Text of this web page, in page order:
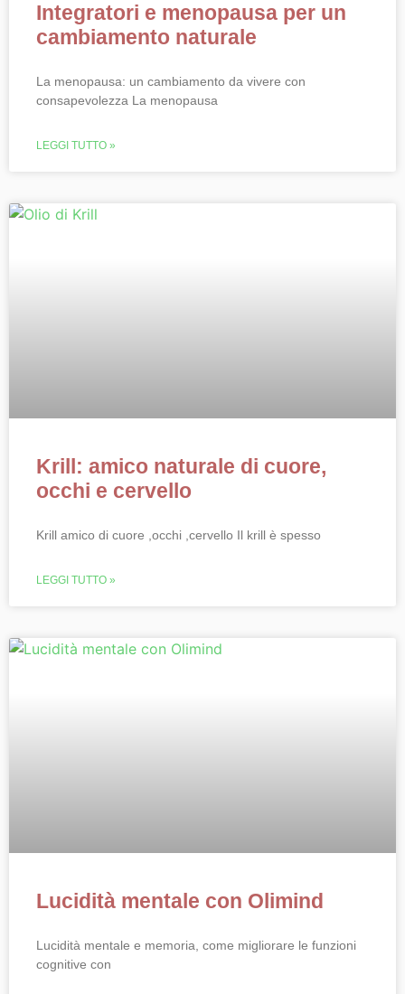
Integratori e menopausa per un
cambiamento naturale
La menopausa: un cambiamento da vivere con
consapevolezza La menopausa
LEGGI TUTTO »
Krill: amico naturale di cuore,
occhi e cervello
Krill amico di cuore ,occhi ,cervello Il krill è spesso
LEGGI TUTTO »
Lucidità mentale con Olimind
Lucidità mentale e memoria, come migliorare le funzioni
cognitive con